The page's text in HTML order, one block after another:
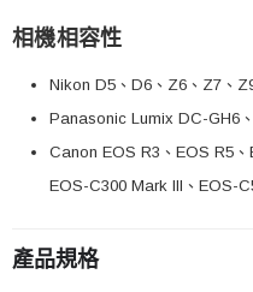
相機相容性
Nikon D5、D6、Z6、Z7、
Panasonic Lumix DC-GH6
Canon EOS R3、EOS R5
EOS-C300 Mark III、EOS-
產品規格